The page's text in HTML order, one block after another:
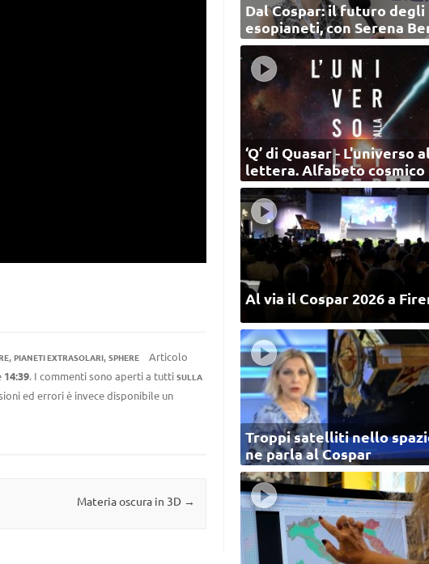
, PIANETI EXTRASOLARI, SPHERE
Articolo
14:39. I commenti sono aperti a tutti SULLA
ed errori è invece disponibile un
Materia oscura in 3D →
Dal Cospar: il futuro degli
esopianeti, con Serena
‘Q’ di Quasar - L'universo
lettera. Alfabeto cosmico
Al via il Cospar 2026 a
Troppi satelliti nello
ne parla al Cospar